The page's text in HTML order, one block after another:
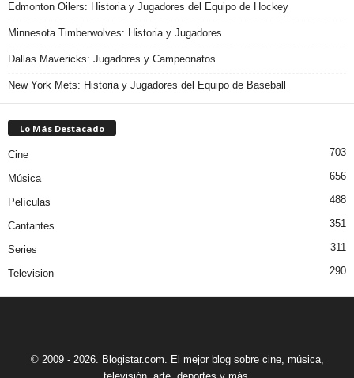
Edmonton Oilers: Historia y Jugadores del Equipo de Hockey
Minnesota Timberwolves: Historia y Jugadores
Dallas Mavericks: Jugadores y Campeonatos
New York Mets: Historia y Jugadores del Equipo de Baseball
Lo Más Destacado
Cine 703
Música 656
Películas 488
Cantantes 351
Series 311
Television 290
© 2009 - 2026. Blogistar.com. El mejor blog sobre cine, música,